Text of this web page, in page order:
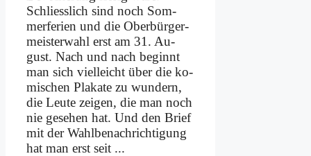
Schliess­lich sind noch Som­
mer­fe­ri­en und die Ober­bür­ger­
mei­ster­wahl erst am 31. Au­
gust. Nach und nach be­ginnt
man sich viel­leicht über die ko­
mi­schen Pla­ka­te zu wun­dern,
die Leu­te zei­gen, die man noch
nie ge­se­hen hat. Und den Brief
mit der Wahl­be­nach­rich­ti­gung
hat man erst seit ...